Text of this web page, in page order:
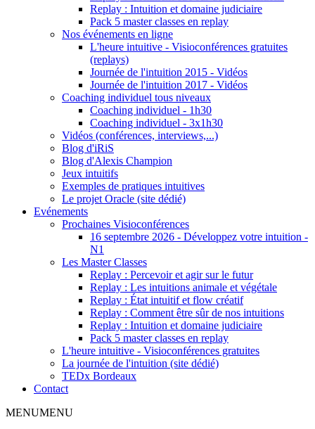
Replay : Intuition et domaine judiciaire
Pack 5 master classes en replay
Nos événements en ligne
L'heure intuitive - Visioconférences gratuites
(replays)
Journée de l'intuition 2015 - Vidéos
Journée de l'intuition 2017 - Vidéos
Coaching individuel tous niveaux
Coaching individuel - 1h30
Coaching individuel - 3x1h30
Vidéos (conférences, interviews,...)
Blog d'iRiS
Blog d'Alexis Champion
Jeux intuitifs
Exemples de pratiques intuitives
Le projet Oracle (site dédié)
Evénements
Prochaines Visioconférences
16 septembre 2026 - Développez votre intuition -
N1
Les Master Classes
Replay : Percevoir et agir sur le futur
Replay : Les intuitions animale et végétale
Replay : État intuitif et flow créatif
Replay : Comment être sûr de nos intuitions
Replay : Intuition et domaine judiciaire
Pack 5 master classes en replay
L'heure intuitive - Visioconférences gratuites
La journée de l'intuition (site dédié)
TEDx Bordeaux
Contact
MENUMENU